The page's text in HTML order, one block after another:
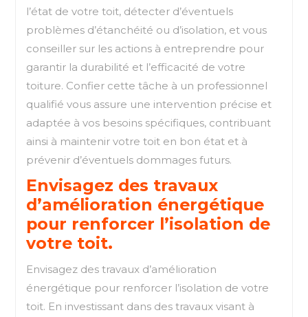
l’état de votre toit, détecter d’éventuels
problèmes d’étanchéité ou d’isolation, et vous
conseiller sur les actions à entreprendre pour
garantir la durabilité et l’efficacité de votre
toiture. Confier cette tâche à un professionnel
qualifié vous assure une intervention précise et
adaptée à vos besoins spécifiques, contribuant
ainsi à maintenir votre toit en bon état et à
prévenir d’éventuels dommages futurs.
Envisagez des travaux
d’amélioration énergétique
pour renforcer l’isolation de
votre toit.
Envisagez des travaux d’amélioration
énergétique pour renforcer l’isolation de votre
toit. En investissant dans des travaux visant à